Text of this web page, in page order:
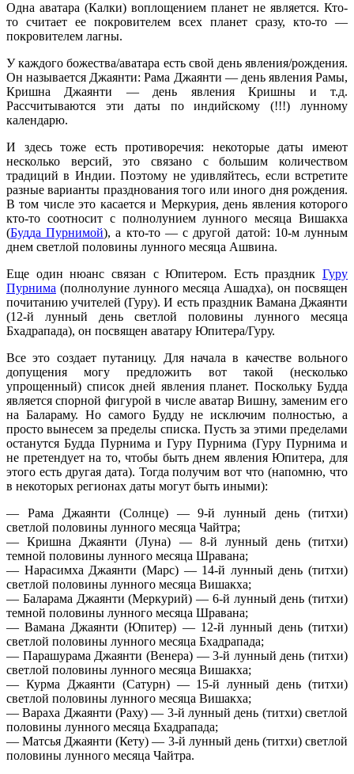
Одна аватара (Калки) воплощением планет не является. Кто-
то считает ее покровителем всех планет сразу, кто-то —
покровителем лагны.
У каждого божества/аватара есть свой день явления/рождения.
Он называется Джаянти: Рама Джаянти — день явления Рамы,
Кришна Джаянти — день явления Кришны и т.д.
Рассчитываются эти даты по индийскому (!!!) лунному
календарю.
И здесь тоже есть противоречия: некоторые даты имеют
несколько версий, это связано с большим количеством
традиций в Индии. Поэтому не удивляйтесь, если встретите
разные варианты празднования того или иного дня рождения.
В том числе это касается и Меркурия, день явления которого
кто-то соотносит с полнолунием лунного месяца Вишакха
(Будда Пурнимой), а кто-то — с другой датой: 10-м лунным
днем светлой половины лунного месяца Ашвина.
Еще один нюанс связан с Юпитером. Есть праздник Гуру
Пурнима (полнолуние лунного месяца Ашадха), он посвящен
почитанию учителей (Гуру). И есть праздник Вамана Джаянти
(12-й лунный день светлой половины лунного месяца
Бхадрапада), он посвящен аватару Юпитера/Гуру.
Все это создает путаницу. Для начала в качестве вольного
допущения могу предложить вот такой (несколько
упрощенный) список дней явления планет. Поскольку Будда
является спорной фигурой в числе аватар Вишну, заменим его
на Балараму. Но самого Будду не исключим полностью, а
просто вынесем за пределы списка. Пусть за этими пределами
останутся Будда Пурнима и Гуру Пурнима (Гуру Пурнима и
не претендует на то, чтобы быть днем явления Юпитера, для
этого есть другая дата). Тогда получим вот что (напомню, что
в некоторых регионах даты могут быть иными):
— Рама Джаянти (Солнце) — 9-й лунный день (титхи)
светлой половины лунного месяца Чайтра;
— Кришна Джаянти (Луна) — 8-й лунный день (титхи)
темной половины лунного месяца Шравана;
— Нарасимха Джаянти (Марс) — 14-й лунный день (титхи)
светлой половины лунного месяца Вишакха;
— Баларама Джаянти (Меркурий) — 6-й лунный день (титхи)
темной половины лунного месяца Шравана;
— Вамана Джаянти (Юпитер) — 12-й лунный день (титхи)
светлой половины лунного месяца Бхадрапада;
— Парашурама Джаянти (Венера) — 3-й лунный день (титхи)
светлой половины лунного месяца Вишакха;
— Курма Джаянти (Сатурн) — 15-й лунный день (титхи)
светлой половины лунного месяца Вишакха;
— Вараха Джаянти (Раху) — 3-й лунный день (титхи) светлой
половины лунного месяца Бхадрапада;
— Матсья Джаянти (Кету) — 3-й лунный день (титхи) светлой
половины лунного месяца Чайтра.